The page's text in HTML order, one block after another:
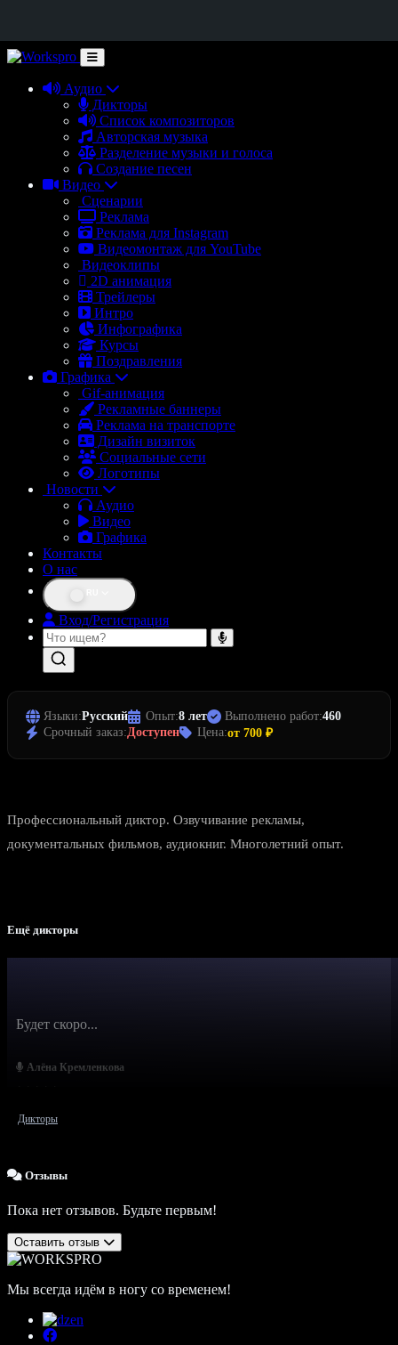
Аудио
Дикторы
Список композиторов
Авторская музыка
Разделение музыки и голоса
Создание песен
Видео
Сценарии
Реклама
Реклама для Instagram
Видеомонтаж для YouTube
Видеоклипы
2D анимация
Трейлеры
Интро
Инфографика
Курсы
Поздравления
Графика
Gif-анимация
Рекламные баннеры
Реклама на транспорте
Дизайн визиток
Социальные сети
Логотипы
Новости
Аудио
Видео
Графика
Контакты
О нас
Вход/Регистрация
Языки:Русский Опыт:8 лет Выполнено работ:460
Срочный заказ:Доступен Цена:от 700 ₽
Профессиональный диктор. Озвучивание рекламы,
документальных фильмов, аудиокниг. Многолетний опыт.
Ещё дикторы
Алёна Кремленкова
Будет скоро...
Дикторы
Отзывы
Пока нет отзывов. Будьте первым!
Оставить отзыв
Мы всегда идём в ногу со временем!